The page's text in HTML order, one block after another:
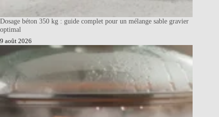
Dosage béton 350 kg : guide complet pour un mélange sable gravier
optimal
9 août 2026